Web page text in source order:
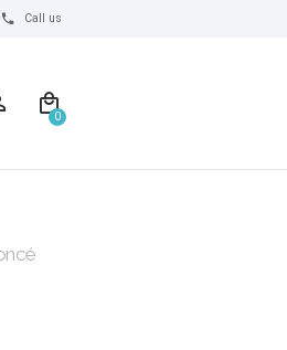
Call us
0